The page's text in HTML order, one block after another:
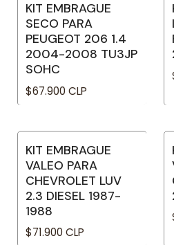
KIT EMBRAGUE
SECO PARA
PEUGEOT 206 1.4
2004-2008 TU3JP
SOHC
$67.900 CLP
No disponible
KIT EMBRAGUE
VALEO PARA
CHEVROLET LUV
2.3 DIESEL 1987-
1988
$71.900 CLP